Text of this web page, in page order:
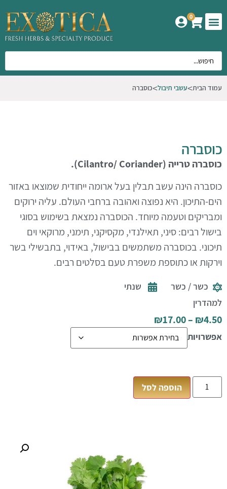
0
עמוד הבית עשבי תיבול כוסברה
כוסברה
כוסברה טרייה .(Cilantro/ Coriander)
כוסברה הינה עשב תבלין בעל ארומה ייחודית שמוצאו באזור
הים-התיכון. היא נפוצה ואהובה ברחבי העולם. עליה ירוקים
ומבריקים וטעמה מיוחד. הכוסברה נמצאת בשימוש בסוגי
בישול רבים: סיני, תאילנדי, מקסיקני, תימני, מרוקאי וים
תיכוני. בכוסברה משתמשים בבישול, באידוי, בתבשילי בשר
וירקות או כתוספת משפרת טעם בסלטים רבים.
כשר / כשר
למהדרין
שנתי
₪4.50
–
₪17.00
אפשרויות
הוספה לסל